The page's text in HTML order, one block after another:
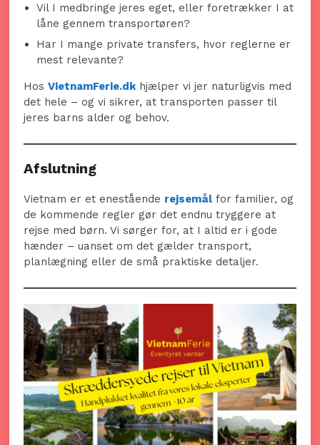
Vil I medbringe jeres eget, eller foretrækker I at
låne gennem transportøren?
Har I mange private transfers, hvor reglerne er
mest relevante?
HosVietnamFerie.dkhjælper vi jer naturligvis med
det hele – og vi sikrer, at transporten passer til
jeres barns alder og behov.
Afslutning
Vietnam er et enestående rejsemål for familier, og
de kommende regler gør det endnu tryggere at
rejse med børn. Vi sørger for, at I altid er i gode
hænder – uanset om det gælder transport,
planlægning eller de små praktiske detaljer.